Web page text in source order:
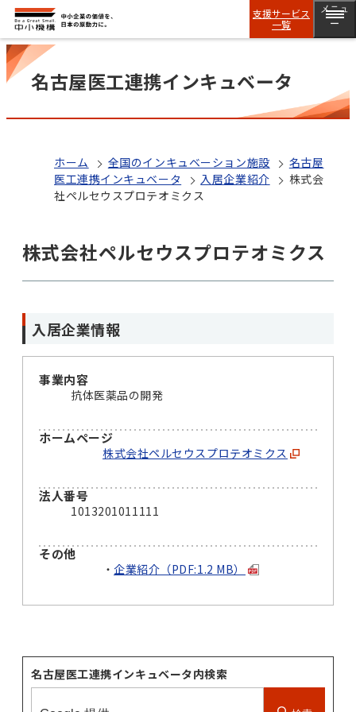
支援サービス
一覧
メニュ
ー
名古屋医工連携インキュベータ
ホーム 全国のインキュベーション施設
名古屋
医工連携インキュベータ
入居企業紹介
株式会
社ペルセウスプロテオミクス
株式会社ペルセウスプロテオミクス
入居企業情報
事業内容
抗体医薬品の開発
ホームページ
株式会社ペルセウスプロテオミクス
法人番号
1013201011111
その他
企業紹介（PDF:1.2 MB）
名古屋医工連携インキュベータ内検索